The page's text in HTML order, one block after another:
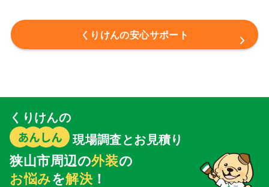
くりけんの安心サポート
くりけんの
現場調査とお見積り
狭山市周辺の外装の
お悩みを解決！